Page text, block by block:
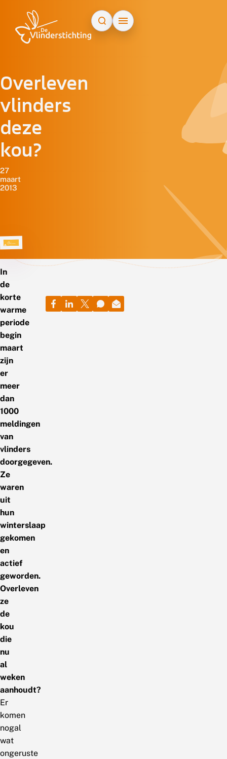
Overleven
vlinders
deze
kou?
27
maart
2013
In
de
korte
warme
periode
begin
maart
zijn
er
meer
dan
1000
meldingen
van
vlinders
doorgegeven.
Ze
waren
uit
hun
winterslaap
gekomen
en
actief
geworden.
Overleven
ze
de
kou
die
nu
al
weken
aanhoudt?
Er
komen
nogal
wat
ongeruste